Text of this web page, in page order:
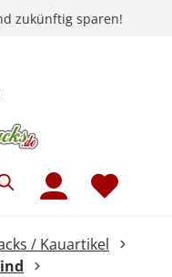
zukünftig sparen!
/ Kauartikel